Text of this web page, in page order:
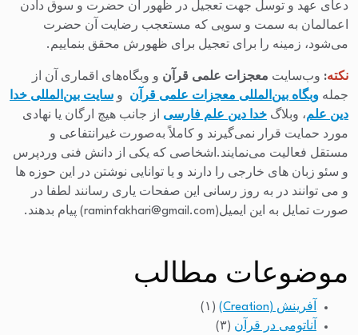
دعای عهد و توسل جهت تعجیل در ظهور آن حضرت و سوق دادن
اعمالمان به سمت و سویی که مستعجب رضایت آن حضرت
می‌شود، زمینه را برای تعجیل برای ظهورش محقق بنماییم.
نکته: وب‌سایت معجزات علمی قرآن و وبگاه‌های اقماری آن از
جمله وبگاه بین‌المللی معجزات علمی قرآن و سایت بین‌المللی خدا
دین علم، وبلاگ خدا دین علم فارسی از جانب هیچ ارگان یا نهادی
مورد حمایت قرار نمی‌گیرند و کاملاً به‌صورت غیرانتفاعی و
مستقل فعالیت می‌نمایند.اشخاصی که یکی از دانش فنی وردپرس
و سئو زبان های خارجی را دارند و یا توانایی نوشتن در این حوزه ها
و می توانند در به روز رسانی این صفحات یاری رسانند لطفا در
صورت تمایل به این ایمیل(raminfakhari@gmail.com) پیام بدهند.
موضوعات مطالب
آفرینش (Creation)
(۱)
آناتومی در قرآن (۳)